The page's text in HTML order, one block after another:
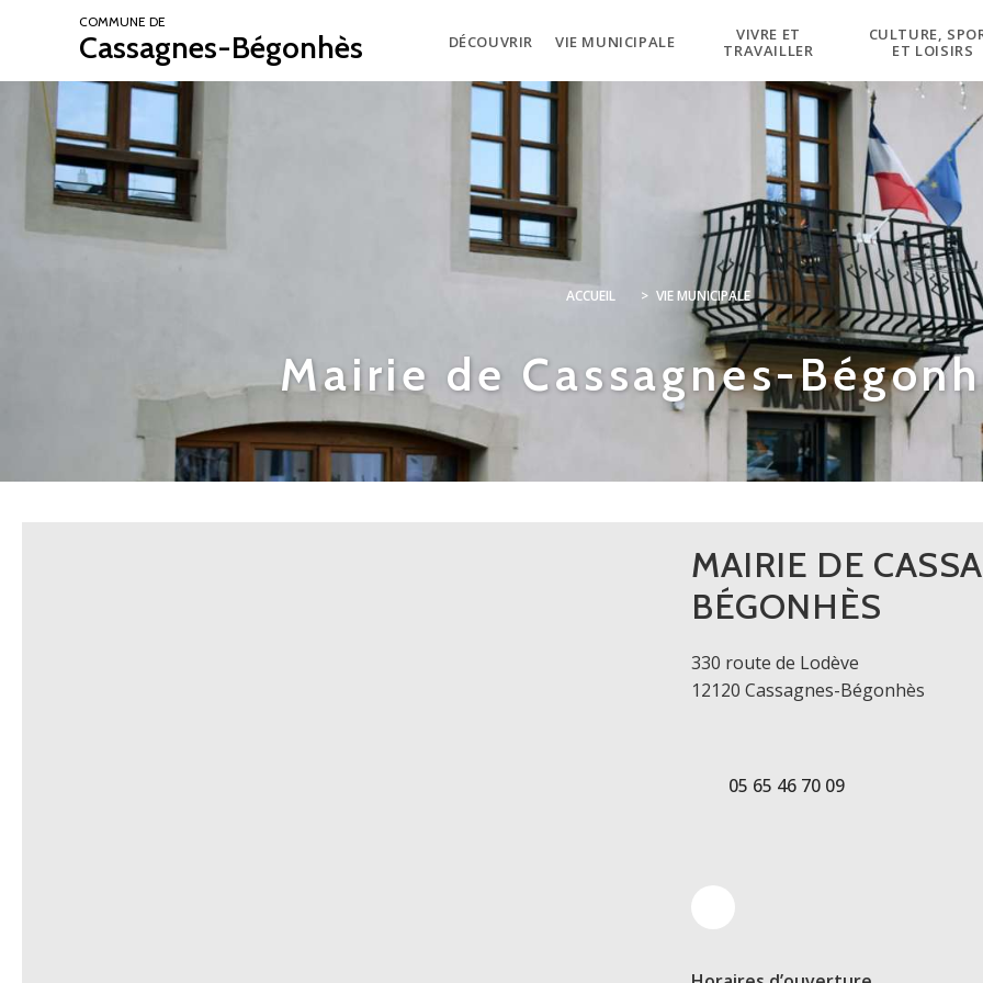
COMMUNE DE
Cassagnes-Bégonhès DÉCOUVRIR VIE MUNICIPALE
VIVRE ET
TRAVAILLER
CULTURE,
ET LOISIRS
ACCUEIL > VIE MUNICIPALE
Mairie de Cassagnes-
MAIRIE DE
BÉGONHÈS
330 route de Lodève
12120 Cassagnes-Bégonhès
05 65 46 70 09